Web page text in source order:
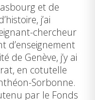
et de
j’ai
chercheur
d’enseignement
de Genève, j’y ai
en cotutelle
Sorbonne.
par le Fonds